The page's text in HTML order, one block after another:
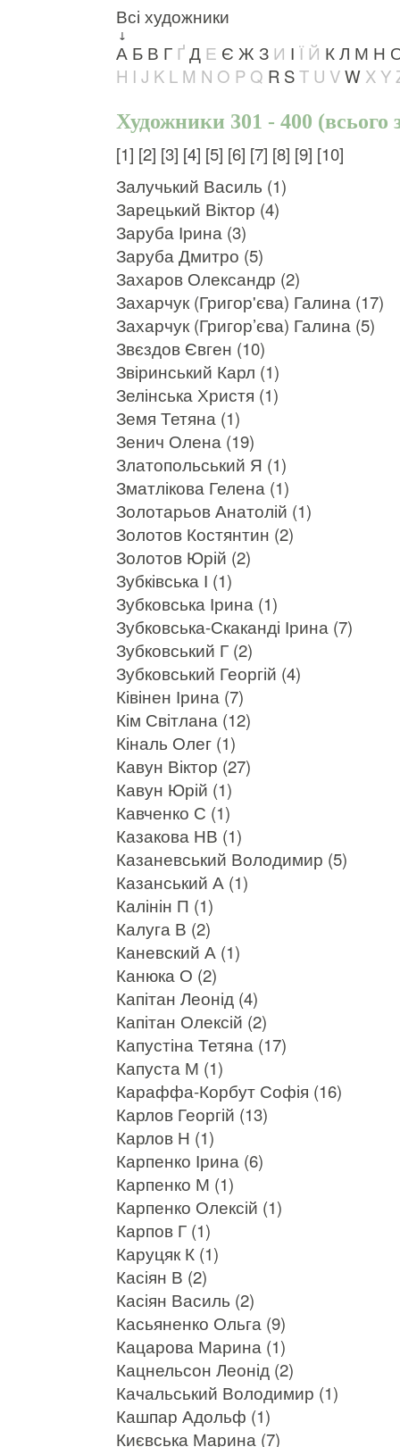
Всі художники
↓
А Б В Г ҐД Е Є Ж З И І Ї Й КЛ М Н
H I J K L M N O P Q R ST U VW XY
Художники 301 - 400 (всього
[1] [2] [3] [4] [5] [6] [7] [8] [9] [10]
Залучький Василь (1)
Зарецький Віктор (4)
Заруба Ірина (3)
Заруба Дмитро (5)
Захаров Олександр (2)
Захарчук (Григор'єва) Галина (17)
Захарчук (Григор’єва) Галина (5)
Звєздов Євген (10)
Звіринський Карл (1)
Зелінська Христя (1)
Земя Тетяна (1)
Зенич Олена (19)
Златопольський Я (1)
Зматлікова Гелена (1)
Золотарьов Анатолій (1)
Золотов Костянтин (2)
Золотов Юрій (2)
Зубківська І (1)
Зубковська Ірина (1)
Зубковська-Скаканді Ірина (7)
Зубковський Г (2)
Зубковський Георгій (4)
Ківінен Ірина (7)
Кім Світлана (12)
Кіналь Олег (1)
Кавун Віктор (27)
Кавун Юрій (1)
Кавченко С (1)
Казакова НВ (1)
Казаневський Володимир (5)
Казанський А (1)
Калінін П (1)
Калуга В (2)
Каневский А (1)
Канюка О (2)
Капітан Леонід (4)
Капітан Олексій (2)
Капустіна Тетяна (17)
Капуста М (1)
Караффа-Корбут Софія (16)
Карлов Георгій (13)
Карлов Н (1)
Карпенко Ірина (6)
Карпенко М (1)
Карпенко Олексій (1)
Карпов Г (1)
Каруцяк К (1)
Касіян В (2)
Касіян Василь (2)
Касьяненко Ольга (9)
Кацарова Марина (1)
Кацнельсон Леонід (2)
Качальський Володимир (1)
Кашпар Адольф (1)
Києвська Марина (7)